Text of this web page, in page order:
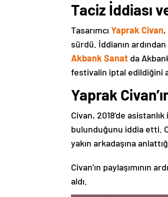
Taciz İddiası
Tasarımcı Yaprak Civan
sürdü. İddianın
Akbank Sanat da
festivalin iptal edildiğini
Yaprak
Civan, 2018’de
bulunduğunu iddia etti.
yakın arkadaşına
Civan’ın paylaşımının
aldı.